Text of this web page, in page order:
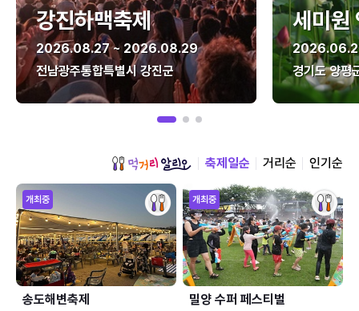
강진하맥축제
2026.08.27 ~ 2026.08.29
전남광주통합특별시 강진군
세미원
경기도 양평
축제일순 거리순 인기순
개최중
송도해변축제
개최중
밀양 수퍼 페스티벌